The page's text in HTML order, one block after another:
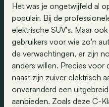
Het was je ongetwijfeld al
populair. Bij de
elektrische SUV's. Maar
gebruikers voor wie zo'n
de verwachtingen, er zijn
anders willen. Precies voor
naast zijn zuiver elektrisch
onveranderd een uitgebreid
aanbieden. Zoals deze C-